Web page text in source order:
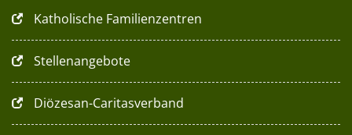
Katholische Familienzentren
Stellenangebote
Diözesan-Caritasverband